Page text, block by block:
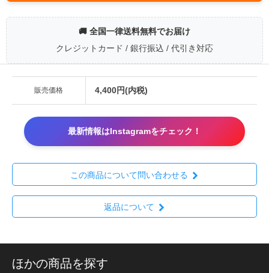
🚚 全国一律送料無料でお届け
クレジットカード / 銀行振込 / 代引き対応
販売価格 4,400円(内税)
最新情報はInstagramをチェック！
この商品について問い合わせる
返品について
ほかの商品を探す